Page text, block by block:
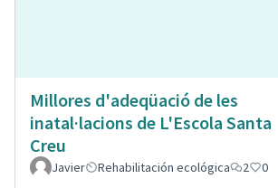
Millores d'adeqüació de les
inatal·lacions de L'Escola Santa
Creu
Javier Rehabilitación ecológica 2 0